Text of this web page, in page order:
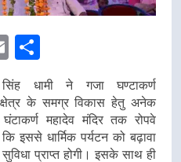
Email
धामी ने गजा घण्टाकर्ण
के समग्र विकास हेतु अनेक
महादेव मंदिर तक रोपवे
इससे धार्मिक पर्यटन को बढ़ावा
प्राप्त होगी। इसके साथ ही